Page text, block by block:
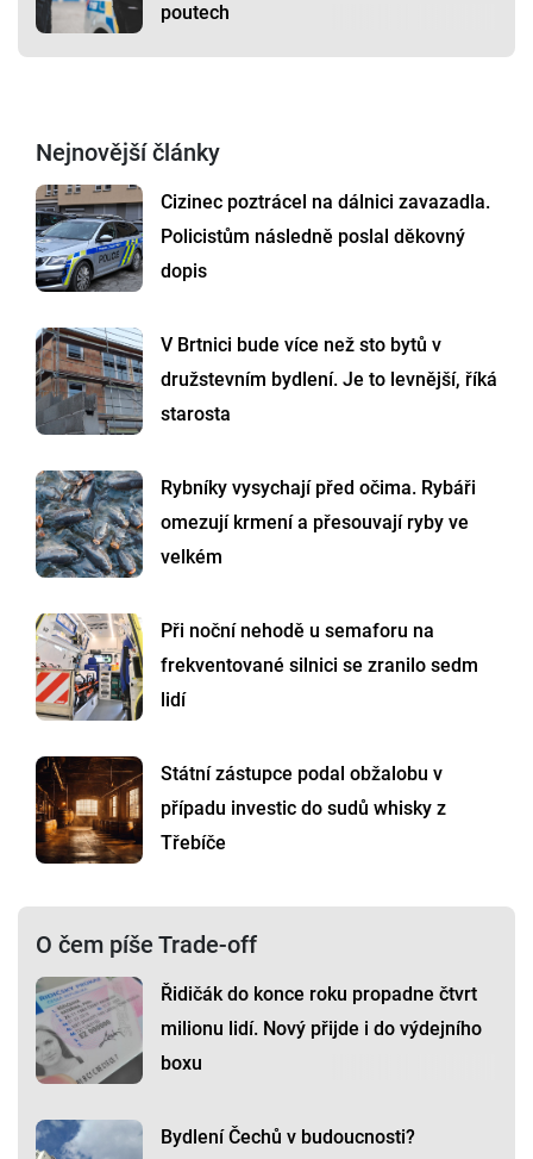
poutech
Nejnovější články
Cizinec poztrácel na dálnici zavazadla.
Policistům následně poslal děkovný
dopis
V Brtnici bude více než sto bytů v
družstevním bydlení. Je to levnější, říká
starosta
Rybníky vysychají před očima. Rybáři
omezují krmení a přesouvají ryby ve
velkém
Při noční nehodě u semaforu na
frekventované silnici se zranilo sedm
lidí
Státní zástupce podal obžalobu v
případu investic do sudů whisky z
Třebíče
O čem píše Trade-off
Řidičák do konce roku propadne čtvrt
milionu lidí. Nový přijde i do výdejního
boxu
Bydlení Čechů v budoucnosti?